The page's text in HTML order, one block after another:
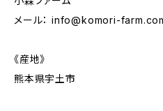
メール： info@komori-
《産地》
熊本県宇土市